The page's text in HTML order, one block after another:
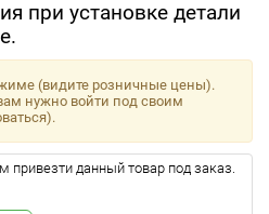
при установке детали
(видите розничные цены).
нужно войти под своим
данный товар под заказ.